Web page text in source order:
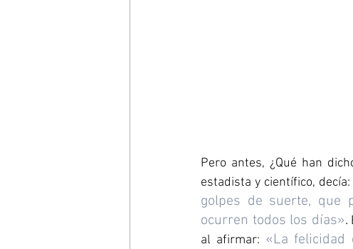
Pero antes, ¿Qué han
estadista y científico, decía:
golpes de suerte, que
ocurren todos los días».
al afirmar: «La